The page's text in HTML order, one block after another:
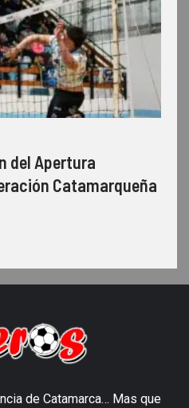
del Apertura
Catamarqueña
de Catamarca… Mas que